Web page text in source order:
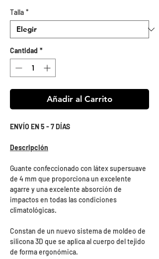
oferta
Talla *
Cantidad *
Añadir al Carrito
ENVÍO EN 5 - 7 DÍAS
Descripción
Guante confeccionado con látex supersuave
de 4 mm que proporciona un excelente
agarre y una excelente absorción de
impactos en todas las condiciones
climatológicas.
Constan de un nuevo sistema de moldeo de
silicona 3D que se aplica al cuerpo del tejido
de forma ergonómica.